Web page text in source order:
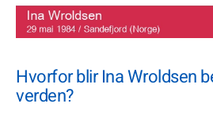
Hvorfor blir Ina Wroldsen
verden?